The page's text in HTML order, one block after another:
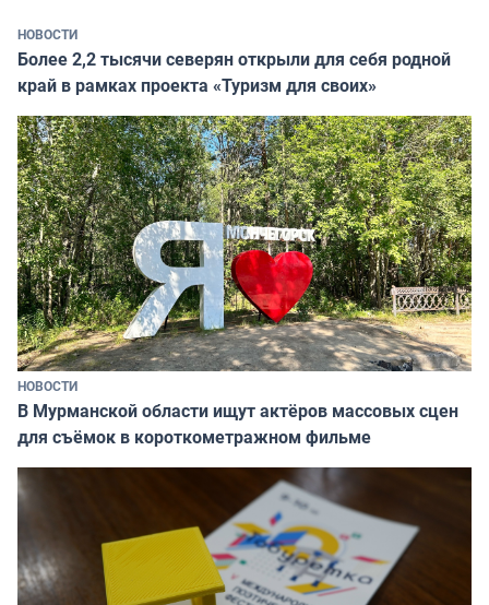
НОВОСТИ
Более 2,2 тысячи северян открыли для себя родной
край в рамках проекта «Туризм для своих»
НОВОСТИ
В Мурманской области ищут актёров массовых сцен
для съёмок в короткометражном фильме